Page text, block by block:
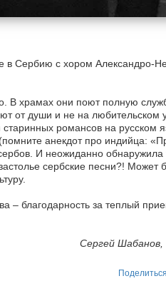
в Сербию с хором Александро-
В храмах они поют полную
от души и не на любительском
романсов на русском
анекдот про индийца:
И неожиданно обнаружила
сербские песни?! Может
– благодарность за теплый
Сергей Шабанов,
Поделиться